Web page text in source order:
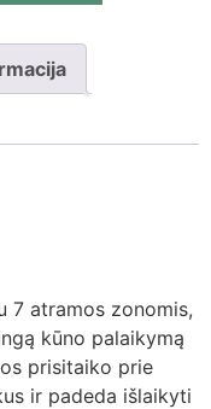
7 atramos zonomis,
kūno palaikymą
prisitaiko prie
ir padeda išlaikyti